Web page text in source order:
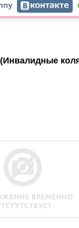
(Инвалидные